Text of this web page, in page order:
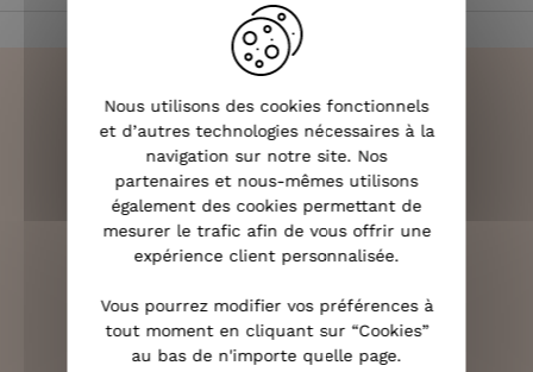
LIVRAISON RAPIDE
OFFERTE DÈS 70€
RETOURS SOUS 14 JOURS
(VOIR LES CONDITIONS)
Nous utilisons des cookies fonctionnels
et d’autres technologies nécessaires à la
navigation sur notre site. Nos
partenaires et nous-mêmes utilisons
également des cookies permettant de
mesurer le trafic afin de vous offrir une
expérience client personnalisée.
Vous pourrez modifier vos préférences à
tout moment en cliquant sur “Cookies”
au bas de n'importe quelle page.